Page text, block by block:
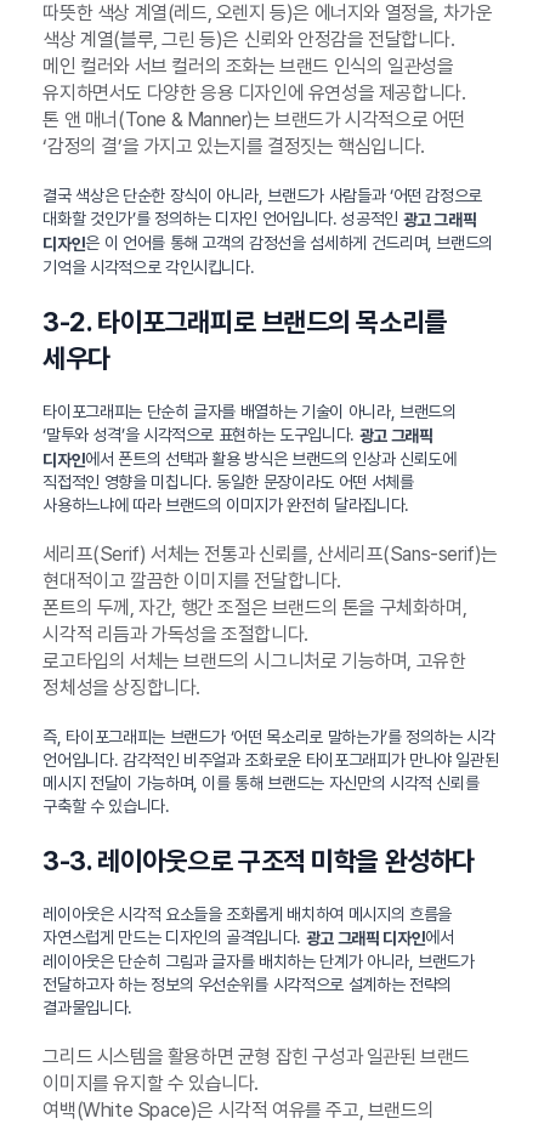
따뜻한 색상 계열(레드, 오렌지 등)은 에너지와 열정을, 차가운
색상 계열(블루, 그린 등)은 신뢰와 안정감을 전달합니다.
메인 컬러와 서브 컬러의 조화는 브랜드 인식의 일관성을
유지하면서도 다양한 응용 디자인에 유연성을 제공합니다.
톤 앤 매너(Tone & Manner)는 브랜드가 시각적으로 어떤
‘감정의 결’을 가지고 있는지를 결정짓는 핵심입니다.
결국 색상은 단순한 장식이 아니라, 브랜드가 사람들과 ‘어떤 감정으로
대화할 것인가’를 정의하는 디자인 언어입니다. 성공적인 광고 그래픽
디자인은 이 언어를 통해 고객의 감정선을 섬세하게 건드리며, 브랜드의
기억을 시각적으로 각인시킵니다.
3-2. 타이포그래피로 브랜드의 목소리를
세우다
타이포그래피는 단순히 글자를 배열하는 기술이 아니라, 브랜드의
‘말투와 성격’을 시각적으로 표현하는 도구입니다. 광고 그래픽
디자인에서 폰트의 선택과 활용 방식은 브랜드의 인상과 신뢰도에
직접적인 영향을 미칩니다. 동일한 문장이라도 어떤 서체를
사용하느냐에 따라 브랜드의 이미지가 완전히 달라집니다.
세리프(Serif) 서체는 전통과 신뢰를, 산세리프(Sans-serif)는
현대적이고 깔끔한 이미지를 전달합니다.
폰트의 두께, 자간, 행간 조절은 브랜드의 톤을 구체화하며,
시각적 리듬과 가독성을 조절합니다.
로고타입의 서체는 브랜드의 시그니처로 기능하며, 고유한
정체성을 상징합니다.
즉, 타이포그래피는 브랜드가 ‘어떤 목소리로 말하는가’를 정의하는 시각
언어입니다. 감각적인 비주얼과 조화로운 타이포그래피가 만나야 일관된
메시지 전달이 가능하며, 이를 통해 브랜드는 자신만의 시각적 신뢰를
구축할 수 있습니다.
3-3. 레이아웃으로 구조적 미학을 완성하다
레이아웃은 시각적 요소들을 조화롭게 배치하여 메시지의 흐름을
자연스럽게 만드는 디자인의 골격입니다. 광고 그래픽 디자인에서
레이아웃은 단순히 그림과 글자를 배치하는 단계가 아니라, 브랜드가
전달하고자 하는 정보의 우선순위를 시각적으로 설계하는 전략의
결과물입니다.
그리드 시스템을 활용하면 균형 잡힌 구성과 일관된 브랜드
이미지를 유지할 수 있습니다.
여백(White Space)은 시각적 여유를 주고, 브랜드의